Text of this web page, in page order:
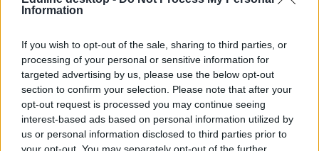
Information
If you wish to opt-out of the sale, sharing to third parties, or
processing of your personal or sensitive information for
targeted advertising by us, please use the below opt-out
section to confirm your selection. Please note that after your
opt-out request is processed you may continue seeing
interest-based ads based on personal information utilized by
us or personal information disclosed to third parties prior to